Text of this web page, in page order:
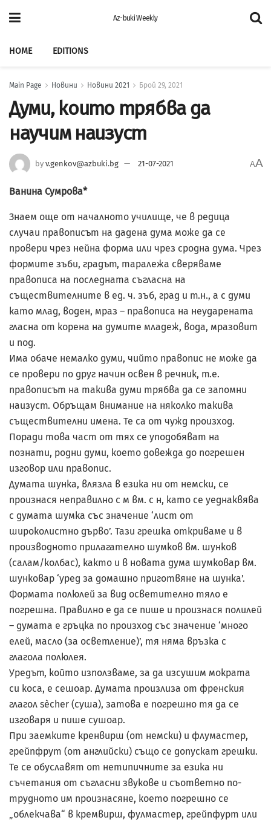
Az-buki Weekly
HOME EDITIONS
Main Page Новини Новини 2021 Брой 29, 2021
Думи, които трябва да
научим наизуст
by v.genkov@azbuki.bg 21-07-2021 AA
Ванина Сумрова*
Знаем още от началното училище, че в редица
случаи правописът на дадена дума може да се
провери чрез нейна форма или чрез сродна дума. Чрез
формите зъби, градът, таралежа сверяваме
правописа на последната съгласна на
съществителните в ед. ч. зъб, град и т.н., а с думи
като млад, воден, мраз – правописа на неударената
гласна от корена на думите младеж, вода, мразовит
и под.
Има обаче немалко думи, чийто правопис не може да
се провери по друг начин освен в речник, т.е.
правописът на такива думи трябва да се запомни
наизуст. Обръщам внимание на няколко такива
съществителни имена. Те са от чужд произход.
Поради това част от тях се уподобяват на
познати, родни думи, което довежда до погрешен
изговор или правопис.
Думата шунка, влязла в езика ни от немски, се
произнася неправилно с м вм. с н, като се уеднаквява
с думата шумка със значение ‘лист от
широколистно дърво’. Тази грешка откриваме и в
производното прилагателно шумков вм. шунков
(салам/колбас), както и в новата дума шумковар вм.
шунковар ‘уред за домашно приготвяне на шунка’.
Формата полюлей за вид осветително тяло е
погрешна. Правилно е да се пише и произнася полилей
– думата е гръцка по произход със значение ‘много
елей, масло (за осветление)’, тя няма връзка с
глагола полюлея.
Уредът, който използваме, за да изсушим мократа
си коса, е сешоар. Думата произлиза от френския
глагол sècher (суша), затова е погрешно тя да се
изговаря и пише сушоар.
При заемките кренвирш (от немски) и флумастер,
грейпфрут (от английски) също се допускат грешки.
Те се обуславят от нетипичните за езика ни
съчетания от съгласни звукове и съответно по-
трудното им произнасяне, което погрешно се
„облекчава“ в кремвирш, фулмастер, грейпфурт или